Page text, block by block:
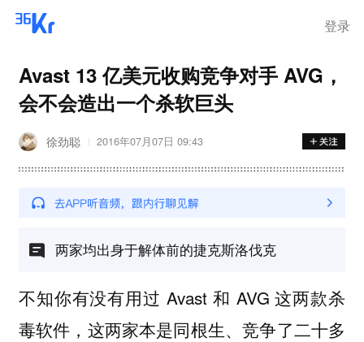
登录
Avast 13 亿美元收购竞争对手 AVG，
会不会造出一个杀软巨头
徐劲聪 2016年07月07日 09:43
两家均出身于解体前的捷克斯洛伐克
不知你有没有用过 Avast 和 AVG 这两款杀
毒软件，这两家本是同根生、竞争了二十多